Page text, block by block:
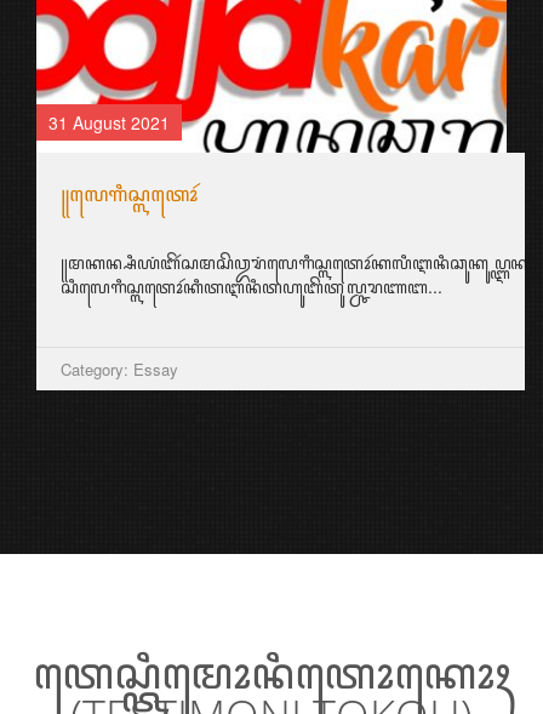
31 August 2021
꧋ꦭꦺꦒꦶꦱ꧀ꦭꦠꦺꦴꦂ
ꦱꦶꦭꦺꦒꦶꦱ꧀ꦭꦠꦺꦴꦂꦏꦶꦠꦆꦤꦶꦠꦲꦸꦧꦼꦠꦸꦭ꧀ꦕꦫꦚꦧ...
Category: Essay
ꦠꦺꦱ꧀ꦠꦶꦩꦺꦴꦤꦶꦠꦺꦴꦏꦺꦴꦃ